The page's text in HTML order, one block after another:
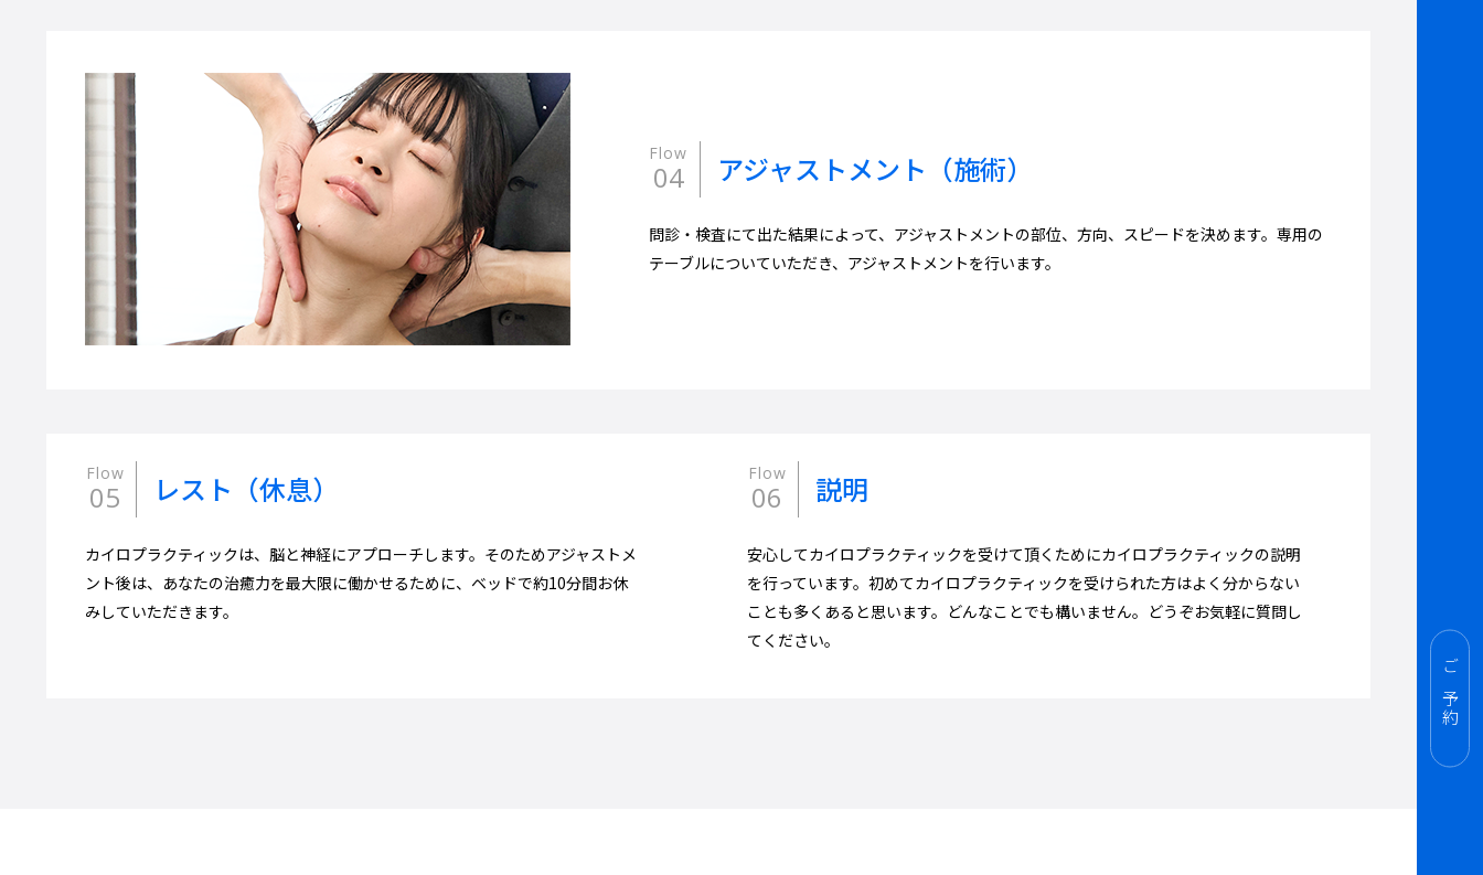
ご予約
Flow
04 アジャストメント（施術）
問診・検査にて出た結果によって、アジャストメントの部位、方向、スピードを決めます。専用の
テーブルについていただき、アジャストメントを行います。
Flow
05 レスト（休息）
カイロプラクティックは、脳と神経にアプローチします。そのためアジャストメ
ント後は、あなたの治癒力を最大限に働かせるために、ベッドで約10分間お休
みしていただきます。
Flow
06 説明
安心してカイロプラクティックを受けて頂くためにカイロプラクティックの説明
を行っています。初めてカイロプラクティックを受けられた方はよく分からない
ことも多くあると思います。どんなことでも構いません。どうぞお気軽に質問し
てください。